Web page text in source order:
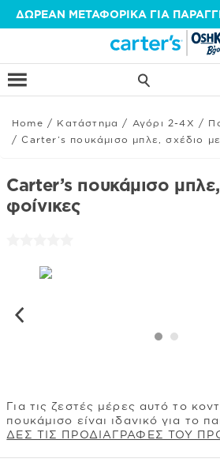
Μετάβαση
περιεχόμενο
ΔΩΡΕΑΝ ΜΕΤΑΦΟΡΙΚΑ ΓΙΑ
Home / Κατάστημα / Αγόρι 2-4Χ /
/Carter’s πουκάμισο μπλε, σχέδιο με
Carter’s πουκάμισο
φοίνικες
Για τις ζεστές μέρες αυτό το
πουκάμισο είναι ιδανικό για το
ΔΕΣ ΤΙΣ ΠΡΟΔΙΑΓΡΑΦΕΣ ΤΟΥ